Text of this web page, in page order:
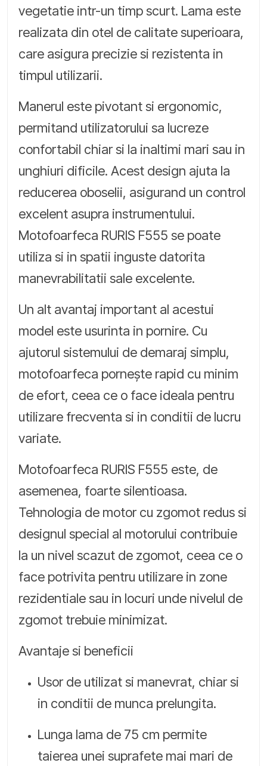
vegetatie intr-un timp scurt. Lama este
realizata din otel de calitate superioara,
care asigura precizie si rezistenta in
timpul utilizarii.
Manerul este pivotant si ergonomic,
permitand utilizatorului sa lucreze
confortabil chiar si la inaltimi mari sau in
unghiuri dificile. Acest design ajuta la
reducerea oboselii, asigurand un control
excelent asupra instrumentului.
Motofoarfeca RURIS F555 se poate
utiliza si in spatii inguste datorita
manevrabilitatii sale excelente.
Un alt avantaj important al acestui
model este usurinta in pornire. Cu
ajutorul sistemului de demaraj simplu,
motofoarfeca pornește rapid cu minim
de efort, ceea ce o face ideala pentru
utilizare frecventa si in conditii de lucru
variate.
Motofoarfeca RURIS F555 este, de
asemenea, foarte silentioasa.
Tehnologia de motor cu zgomot redus si
designul special al motorului contribuie
la un nivel scazut de zgomot, ceea ce o
face potrivita pentru utilizare in zone
rezidentiale sau in locuri unde nivelul de
zgomot trebuie minimizat.
Avantaje si beneficii
Usor de utilizat si manevrat, chiar si
in conditii de munca prelungita.
Lunga lama de 75 cm permite
taierea unei suprafete mai mari de